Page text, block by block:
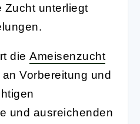
Zucht unterliegt
die Ameisenzucht
Vorbereitung und
und ausreichenden